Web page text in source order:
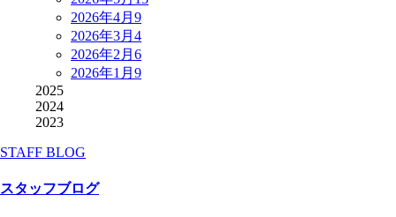
2026年4月 9
2026年3月 4
2026年2月 6
2026年1月 9
2025
2024
2023
STAFF BLOG
スタッフブログ